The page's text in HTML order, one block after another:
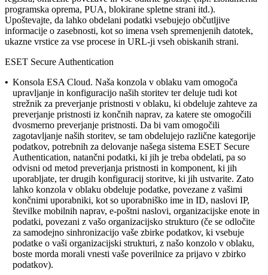
programska oprema, PUA, blokirane spletne strani itd.).
Upoštevajte, da lahko obdelani podatki vsebujejo občutljive
informacije o zasebnosti, kot so imena vseh spremenjenih datotek,
ukazne vrstice za vse procese in URL-ji vseh obiskanih strani.
ESET Secure Authentication
• Konsola ESA Cloud. Naša konzola v oblaku vam omogoča
upravljanje in konfiguracijo naših storitev ter deluje tudi kot
strežnik za preverjanje pristnosti v oblaku, ki obdeluje zahteve za
preverjanje pristnosti iz končnih naprav, za katere ste omogočili
dvosmerno preverjanje pristnosti. Da bi vam omogočili
zagotavljanje naših storitev, se tam obdelujejo različne kategorije
podatkov, potrebnih za delovanje našega sistema ESET Secure
Authentication, natančni podatki, ki jih je treba obdelati, pa so
odvisni od metod preverjanja pristnosti in komponent, ki jih
uporabljate, ter drugih konfiguracij storitve, ki jih ustvarite. Zato
lahko konzola v oblaku obdeluje podatke, povezane z vašimi
končnimi uporabniki, kot so uporabniško ime in ID, naslovi IP,
številke mobilnih naprav, e-poštni naslovi, organizacijske enote in
podatki, povezani z vašo organizacijsko strukturo (če se odločite
za samodejno sinhronizacijo vaše zbirke podatkov, ki vsebuje
podatke o vaši organizacijski strukturi, z našo konzolo v oblaku,
boste morda morali vnesti vaše poverilnice za prijavo v zbirko
podatkov).